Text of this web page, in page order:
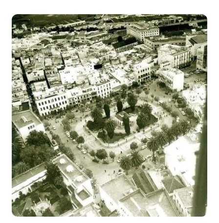
الشتوية
بمطار
تطوان
سانية
الرمل
وتكذب
شائعات
الإلغاء◾